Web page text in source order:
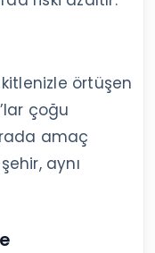
örtüşen
çoğu
amaç
aynı